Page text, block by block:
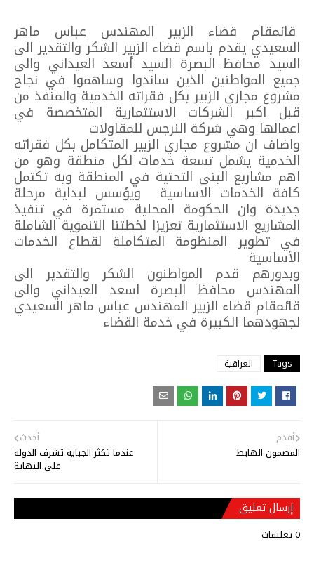
قائمقام قضاء الزبير المهندس عباس ماهر
السعيدي يقدم باسم قضاء الزبير الشكر والتقدير الى
السيد محافظ البصرة السيد أسعد العيداني والى
جميع المواطنين الذين ساندوا وساهموا في نجاح
مشروع مجاري الزبير بكل فقراته الخدمية والمنفذ من
قبل اكبر الشركات الاستثمارية المتخصصة في
اعمالها وهي شركة النرجس للمقاولات
واضاف ان مشروع مجاري الزبير المتكامل بكل فقراته
الخدمية يشمل تسعة خدمات لكل منطقة وهو من
اهم مشاريع البنى التحتية في المنطقة وبه تكتمل
كافة الخدمات الاساسية ويؤسس لبداية مرحلة
جديدة وان الحكومة المحلية مستمرة في تنفيذ
المشاريع الاستثمارية تعزيزا لخطتنا التنموية الشاملة
في تطوير المنظومة المتكاملة لقطاع الخدمات
الأساسية
وبدورهم قدم المواطنون الشكر والتقدير الى
المهندس محافظ البصرة اسعد العيداني والى
قائمقام قضاء الزبير المهندس عباس ماهر السعيدي
لجهودهما الكبيرة في خدمة القضاء
Tags العراقية
أحدث
عندما تكثر الجباية تشرف الدولة
على النهاية
أقدم
المضمون الهابط
إرسال تعليق
0 تعليقات